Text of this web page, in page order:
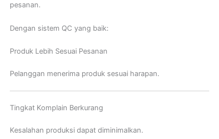
pesanan.
Dengan sistem QC yang baik:
Produk Lebih Sesuai Pesanan
Pelanggan menerima produk sesuai harapan.
Tingkat Komplain Berkurang
Kesalahan produksi dapat diminimalkan.